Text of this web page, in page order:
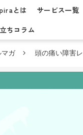
とは サービス一覧
ちコラム
マガ 頭の痛い障害